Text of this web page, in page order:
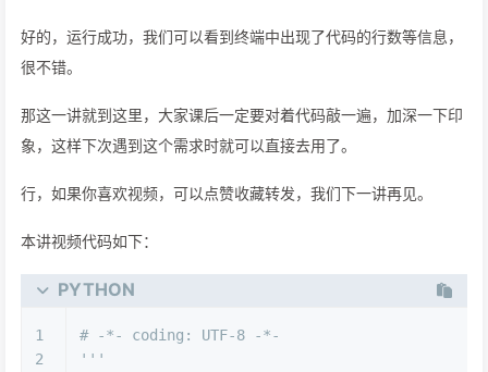
好的，运行成功，我们可以看到终端中出现了代码的行数等信息，
很不错。
那这一讲就到这里，大家课后一定要对着代码敲一遍，加深一下印
象，这样下次遇到这个需求时就可以直接去用了。
行，如果你喜欢视频，可以点赞收藏转发，我们下一讲再见。
本讲视频代码如下：
PYTHON
1
2
# -*- coding: UTF-8 -*-
'''